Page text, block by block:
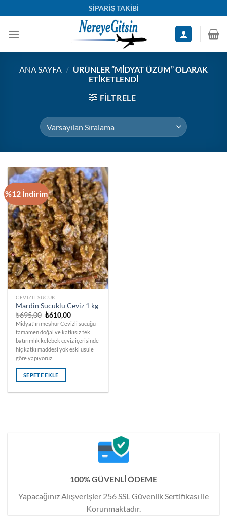
atla
SİPARİŞ TAKİBİ
ANA SAYFA / ÜRÜNLER “MIDYAT ÜZÜM” OLARAK
ETIKETLENDI
FILTRELE
%12 İndirim
CEVIZLI SUCUK
Mardin Sucuklu Ceviz 1 kg
₺695,00 Orijinal
fiyat:
₺695,00.
₺610,00Şu
andaki
fiyat:
₺610,00.
Midyat'ın meşhur Cevizli sucuğu
tamamen doğal ve katkısız tek
batırımlık kelebek ceviz içerisinde
hiç katkı maddesi yok eski usule
göre yapıyoruz.
SEPETE EKLE
100% GÜVENLİ ÖDEME
Yapacağınız Alışverişler 256 SSL Güvenlik Sertifikası ile
Korunmaktadır.